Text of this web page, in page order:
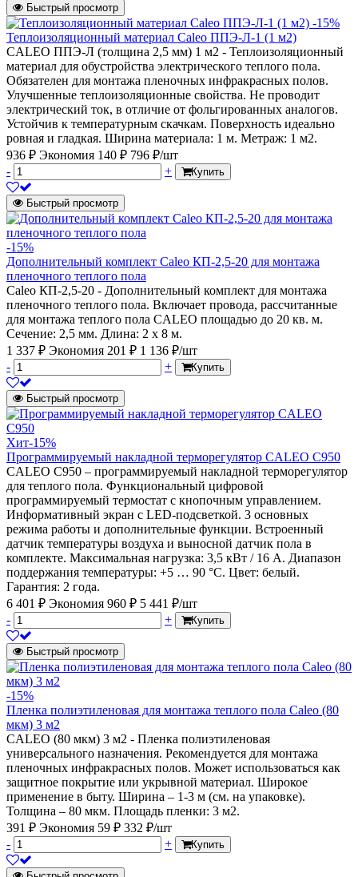
Быстрый просмотр
-15%
Теплоизоляционный материал Caleo ППЭ-Л-1 (1 м2)
CALEO ППЭ-Л (толщина 2,5 мм) 1 м2 - Теплоизоляционный
материал для обустройства электрического теплого пола.
Обязателен для монтажа пленочных инфракрасных полов.
Улучшенные теплоизоляционные свойства. Не проводит
электрический ток, в отличие от фольгированных аналогов.
Устойчив к температурным скачкам. Поверхность идеально
ровная и гладкая. Ширина материала: 1 м. Метраж: 1 м2.
936 ₽ Экономия 140 ₽ 796 ₽/шт
-
+ Купить
Быстрый просмотр
-15%
Дополнительный комплект Caleo КП-2,5-20 для монтажа
пленочного теплого пола
Caleo КП-2,5-20 - Дополнительный комплект для монтажа
пленочного теплого пола. Включает провода, рассчитанные
для монтажа теплого пола CALEO площадью до 20 кв. м.
Сечение: 2,5 мм. Длина: 2 х 8 м.
1 337 ₽ Экономия 201 ₽ 1 136 ₽/шт
-
+ Купить
Быстрый просмотр
Хит-15%
Программируемый накладной терморегулятор CALEO C950
CALEO С950 – программируемый накладной терморегулятор
для теплого пола. Функциональный цифровой
программируемый термостат с кнопочным управлением.
Информативный экран с LED-подсветкой. 3 основных
режима работы и дополнительные функции. Встроенный
датчик температуры воздуха и выносной датчик пола в
комплекте. Максимальная нагрузка: 3,5 кВт / 16 А. Диапазон
поддержания температуры: +5 … 90 °С. Цвет: белый.
Гарантия: 2 года.
6 401 ₽ Экономия 960 ₽ 5 441 ₽/шт
-
+ Купить
Быстрый просмотр
-15%
Пленка полиэтиленовая для монтажа теплого пола Caleo (80
мкм) 3 м2
CALEO (80 мкм) 3 м2 - Пленка полиэтиленовая
универсального назначения. Рекомендуется для монтажа
пленочных инфракрасных полов. Может использоваться как
защитное покрытие или укрывной материал. Широкое
применение в быту. Ширина – 1-3 м (см. на упаковке).
Толщина – 80 мкм. Площадь пленки: 3 м2.
391 ₽ Экономия 59 ₽ 332 ₽/шт
-
+ Купить